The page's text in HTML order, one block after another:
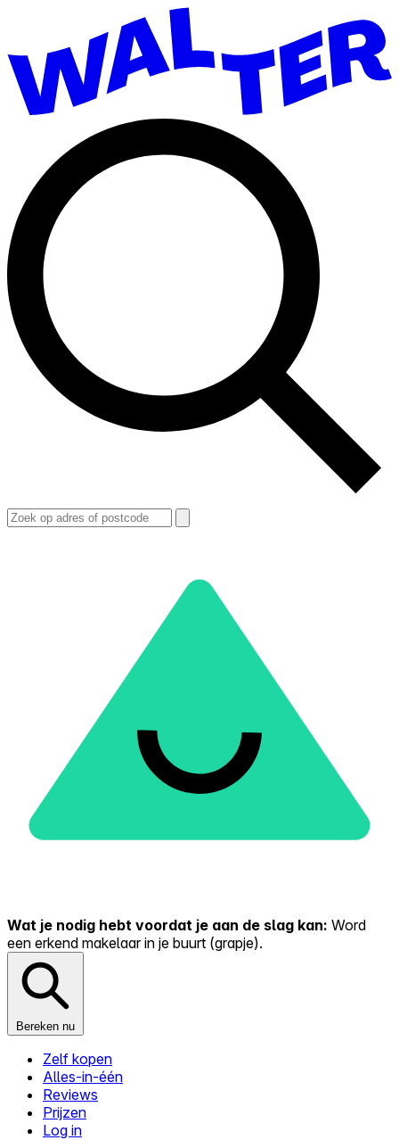
Wat je nodig hebt voordat je aan de slag kan: Word
een erkend makelaar in je buurt (grapje).
Bereken nu
Zelf kopen
Alles-in-één
Reviews
Prijzen
Log in